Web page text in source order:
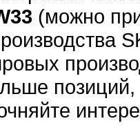
(можно
позиций,